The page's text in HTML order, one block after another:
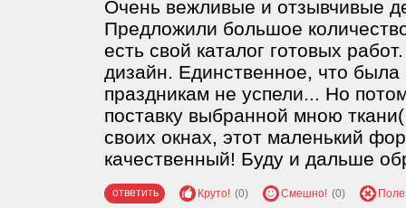
Очень вежливые и отзывчивые
Предложили большое
есть свой каталог готовых
дизайн. Единственное, что была
праздникам не успели... Но
поставку выбранной мною
своих окнах, этот маленький
качественный! Буду и дальше
ответить Круто! (0) Смешно! (0)